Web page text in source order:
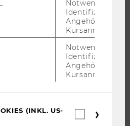
EXCHANGE STUDIERENDE
Notwendig zur
Identifizierung
Angehörige/r für
Kursanmeldung.
Notwendig zur
Identifizierung
Angehörige/r für
Kursanmeldung.
(INKL. US-